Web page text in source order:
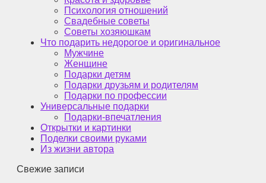
Психология отношений
Свадебные советы
Советы хозяюшкам
Что подарить недорогое и оригинальное
Мужчине
Женщине
Подарки детям
Подарки друзьям и родителям
Подарки по профессии
Универсальные подарки
Подарки-впечатления
Открытки и картинки
Поделки своими руками
Из жизни автора
Свежие записи